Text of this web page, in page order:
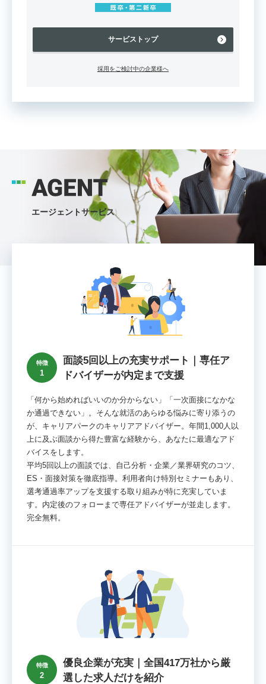
サービストップ
採用をご検討中の企業様へ
エージェントサービス
特徴
1
面談5回以上の充実サポート｜専任ア
ドバイザーが内定まで支援
「何から始めればいいのか分からない」「一次面接になかな
か通過できない」。そんな就活のあらゆる悩みに寄り添うの
が、キャリアパークのキャリアアドバイザー。年間1,000人以
上に及ぶ面談から得た豊富な経験から、あなたに最適なアド
バイスをします。
平均5回以上の面談では、自己分析・企業／業界研究のコツ、
ES・面接対策を徹底指導。利用者向け特別セミナーもあり、
選考通過率アップを支援する取り組みが特に充実していま
す。内定後のフォローまで専任アドバイザーが並走します。
完全無料。
特徴
2
優良企業が充実｜全国417万社から厳
選した求人だけを紹介